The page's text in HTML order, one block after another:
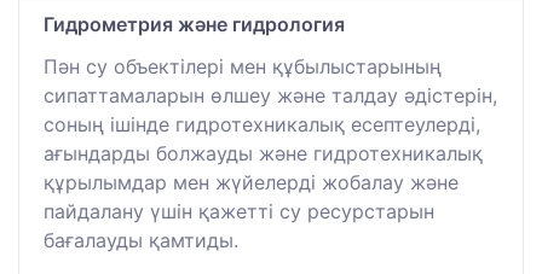
Гидрометрия және гидрология
Пән су объектілері мен құбылыстарының
сипаттамаларын өлшеу және талдау әдістерін,
соның ішінде гидротехникалық есептеулерді,
ағындарды болжауды және гидротехникалық
құрылымдар мен жүйелерді жобалау және
пайдалану үшін қажетті су ресурстарын
бағалауды қамтиды.